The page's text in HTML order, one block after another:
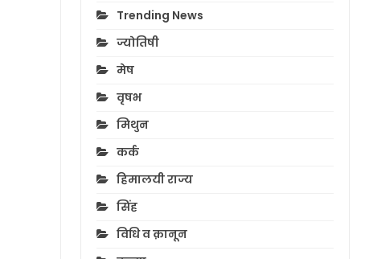
Trending News
ज्योतिषी
मेष
वृषभ
मिथुन
कर्क
हिमालयी राज्य
सिंह
विधि व क़ानून